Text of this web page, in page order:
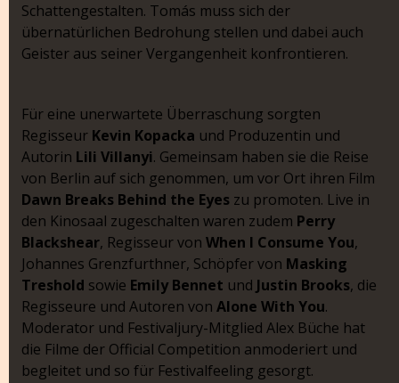
Schattengestalten. Tomás muss sich der
übernatürlichen Bedrohung stellen und dabei auch
Geister aus seiner Vergangenheit konfrontieren.
Für eine unerwartete Überraschung sorgten
Regisseur Kevin Kopacka und Produzentin und
Autorin Lili Villanyi. Gemeinsam haben sie die Reise
von Berlin auf sich genommen, um vor Ort ihren Film
Dawn Breaks Behind the Eyes zu promoten. Live in
den Kinosaal zugeschalten waren zudem Perry
Blackshear, Regisseur von When I Consume You,
Johannes Grenzfurthner, Schöpfer von Masking
Treshold sowie Emily Bennet und Justin Brooks, die
Regisseure und Autoren von Alone With You.
Moderator und Festivaljury-Mitglied Alex Büche hat
die Filme der Official Competition anmoderiert und
begleitet und so für Festivalfeeling gesorgt.